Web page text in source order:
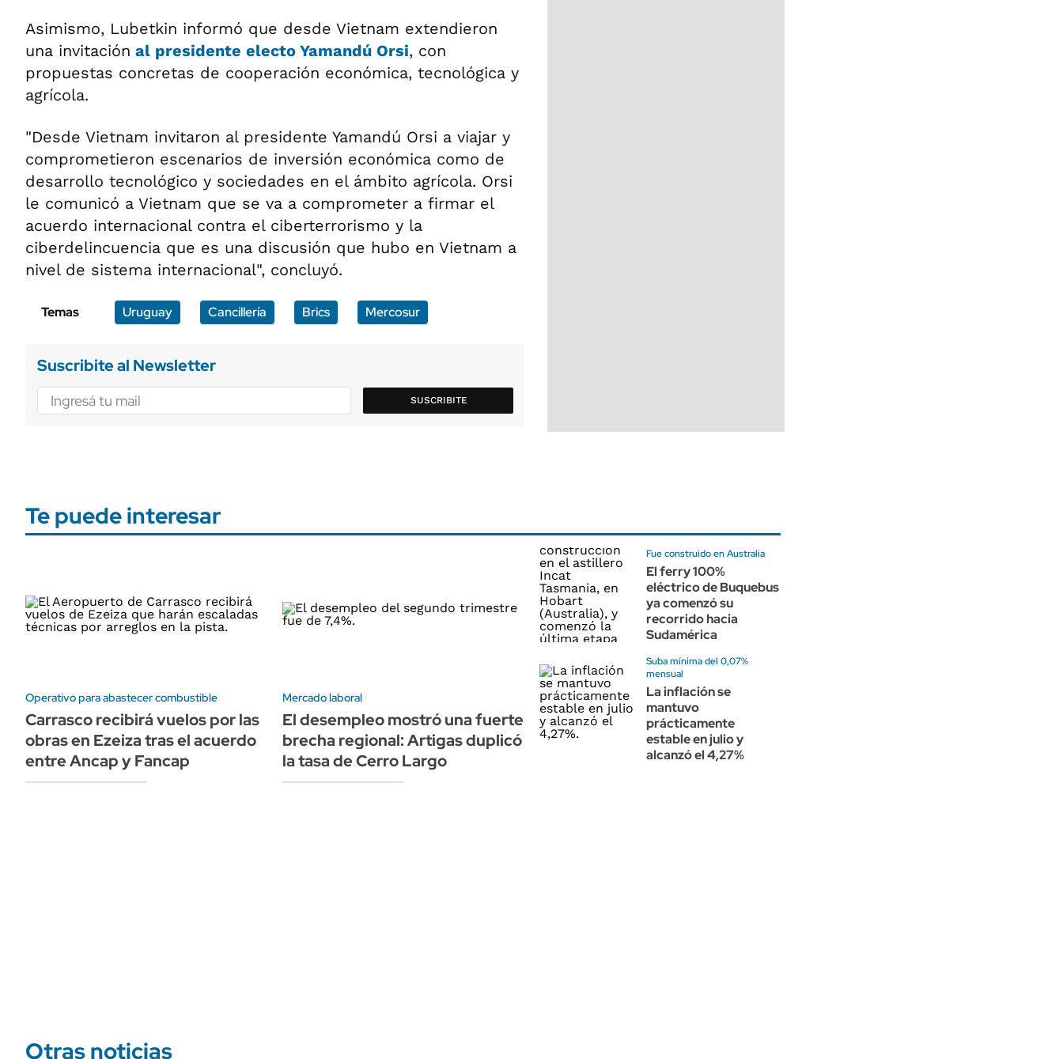
Asimismo, Lubetkin informó que desde Vietnam extendieron
una invitación al presidente electo Yamandú Orsi, con
propuestas concretas de cooperación económica, tecnológica y
agrícola.
"Desde Vietnam invitaron al presidente Yamandú Orsi a viajar y
comprometieron escenarios de inversión económica como de
desarrollo tecnológico y sociedades en el ámbito agrícola. Orsi
le comunicó a Vietnam que se va a comprometer a firmar el
acuerdo internacional contra el ciberterrorismo y la
ciberdelincuencia que es una discusión que hubo en Vietnam a
nivel de sistema internacional", concluyó.
Temas Uruguay Cancillería Brics Mercosur
Suscribite al Newsletter
SUSCRIBITE
Te puede interesar
Operativo para abastecer combustible
Carrasco recibirá vuelos por las
obras en Ezeiza tras el acuerdo
entre Ancap y Fancap
Mercado laboral
El desempleo mostró una fuerte
brecha regional: Artigas duplicó
la tasa de Cerro Largo
Fue construido en Australia
El ferry 100%
eléctrico de Buquebus
ya comenzó su
recorrido hacia
Sudamérica
Suba mínima del 0,07%
mensual
La inflación se
mantuvo
prácticamente
estable en julio y
alcanzó el 4,27%
Otras noticias